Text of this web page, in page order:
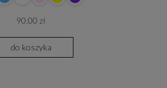
90,00 zł
do koszyka